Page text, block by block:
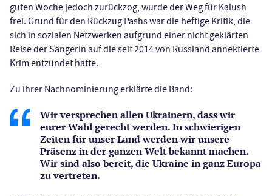
guten Woche jedoch zurückzog, wurde der Weg für Kalush
frei. Grund für den Rückzug Pashs war die heftige Kritik, die
sich in sozialen Netzwerken aufgrund einer nicht geklärten
Reise der Sängerin auf die seit 2014 von Russland annektierte
Krim entzündet hatte.
Zu ihrer Nachnominierung erklärte die Band:
Wir versprechen allen Ukrainern, dass wir
eurer Wahl gerecht werden. In schwierigen
Zeiten für unser Land werden wir unsere
Präsenz in der ganzen Welt bekannt machen.
Wir sind also bereit, die Ukraine in ganz Europa
zu vertreten.